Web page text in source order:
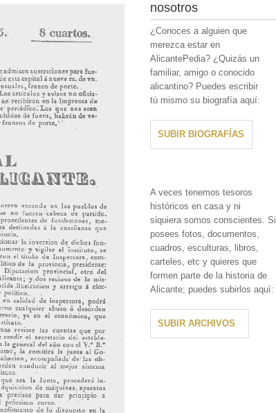
nosotros
¿Conoces a alguien que
merezca estar en
AlicantePedia? ¿Quizás un
familiar, amigo o conocido
alicantino? Puedes escribir
tú mismo su biografía aquí:
SUBIR BIOGRAFÍAS
A veces tenemos tesoros
históricos en casa y ni
siquiera somos conscientes. Si
posees fotos, documentos,
cuadros, esculturas, libros,
carteles, etc y quieres que
formen parte de la historia de
Alicante; puedes subirlos aquí:
SUBIR ARCHIVOS